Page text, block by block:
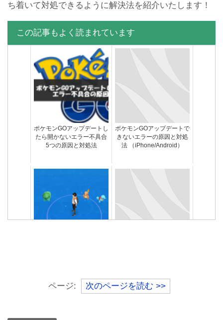
ち着いて対処できるように解決法を紹介いたします！
この記事もよく読まれています
ポケモンGOアップデートし
たら開かないエラー不具合
5つの原因と対処法
ポケモンGOアップデートで
きないエラーの原因と対処
法 （iPhone/Android）
ページ: 次のページを読む >>